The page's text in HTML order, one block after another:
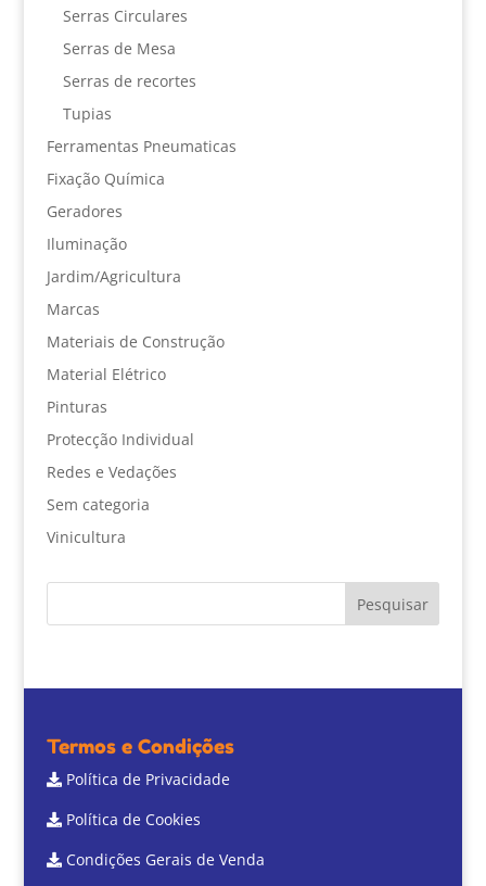
Serras Circulares
Serras de Mesa
Serras de recortes
Tupias
Ferramentas Pneumaticas
Fixação Química
Geradores
Iluminação
Jardim/Agricultura
Marcas
Materiais de Construção
Material Elétrico
Pinturas
Protecção Individual
Redes e Vedações
Sem categoria
Vinicultura
Termos e Condições
Política de Privacidade
Política de Cookies
Condições Gerais de Venda